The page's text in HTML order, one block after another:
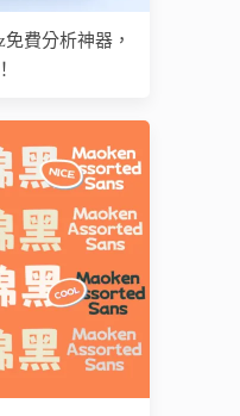
費分析神器，